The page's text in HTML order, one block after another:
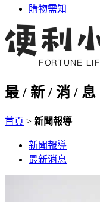
購物需知
最 / 新 / 消 / 息
首頁 > 新聞報導
新聞報導
最新消息